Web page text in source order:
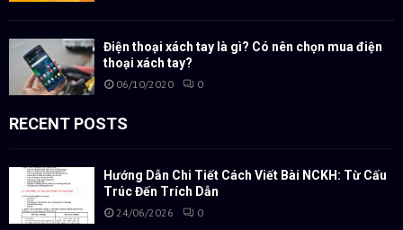
Điện thoại xách tay là gì? Có nên chọn mua điện
thoại xách tay?
06/10/2020 0
RECENT POSTS
Hướng Dẫn Chi Tiết Cách Viết Bài NCKH: Từ Cấu
Trúc Đến Trích Dẫn
24/06/2026 0